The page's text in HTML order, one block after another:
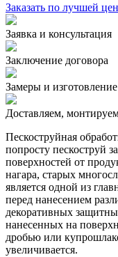
Заказать по лучшей
Заявка и консультация
Заключение договора
Замеры и изготовление
Доставляем,
Пескоструйная
попросту пескоструй
поверхностей от
нагара, старых
является одной из
перед нанесением
декоративных
нанесенных на
дробью или
увеличивается.